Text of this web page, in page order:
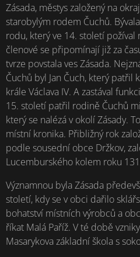
Zásada, městys založený na
starobylým rodem Čuchů.
rodu, který ve 14. století
členové se připomínají již za
tvrze povstala ves Zásada.
Čuchů byl Jan Čuch, který
krále Václava IV. A zastával
15. století patřil rodině Čuchů
který se nalézá v okolí Zásady.
místní kronika. Přibližný rok
podle sousední obce Držkov,
Lucemburského kolem roku
Významnou byla Zásada
století, kdy se v obci dařilo
bohatství místních výrobců a
říkat Malá Paříž. V té době
Masarykova základní škola s